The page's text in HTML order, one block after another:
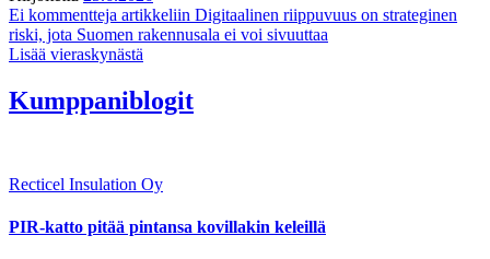
Ei kommentteja artikkeliin Digitaalinen riippuvuus on strateginen
riski, jota Suomen rakennusala ei voi sivuuttaa
Lisää vieraskynästä
Kumppaniblogit
Recticel Insulation Oy
PIR-katto pitää pintansa kovillakin keleillä